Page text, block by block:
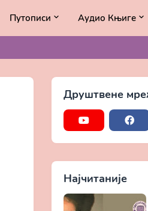
Путописи Аудио Књиге
Друштвене
Најчитаније